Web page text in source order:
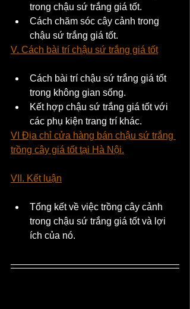
trong chậu sứ trắng giá tốt.
Cách chăm sóc cây cảnh trong
chậu sứ trắng giá tốt.
V. Cách bài trí chậu sứ trắng giá tốt
Cách bài trí chậu sứ trắng giá tốt
trong không gian sống.
Kết hợp chậu sứ trắng giá tốt với
các phụ kiện trang trí khác.
VI Địa chỉ cửa hàng bán chậu sứ trắng
trồng cây giá tốt tại Hà Nội.
VII. Kết luận
Tổng kết về việc trồng cây cảnh
trong chậu sứ trắng giá tốt và lợi
ích của nó.